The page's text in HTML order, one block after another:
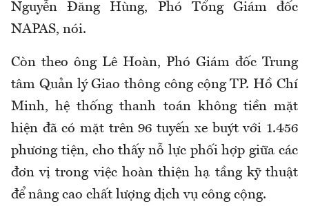
Nguyễn Đăng Hùng, Phó Tổng Giám đốc
NAPAS, nói.
Còn theo ông Lê Hoàn, Phó Giám đốc Trung
tâm Quản lý Giao thông công cộng TP. Hồ Chí
Minh, hệ thống thanh toán không tiền mặt
hiện đã có mặt trên 96 tuyến xe buýt với 1.456
phương tiện, cho thấy nỗ lực phối hợp giữa các
đơn vị trong việc hoàn thiện hạ tầng kỹ thuật
để nâng cao chất lượng dịch vụ công cộng.